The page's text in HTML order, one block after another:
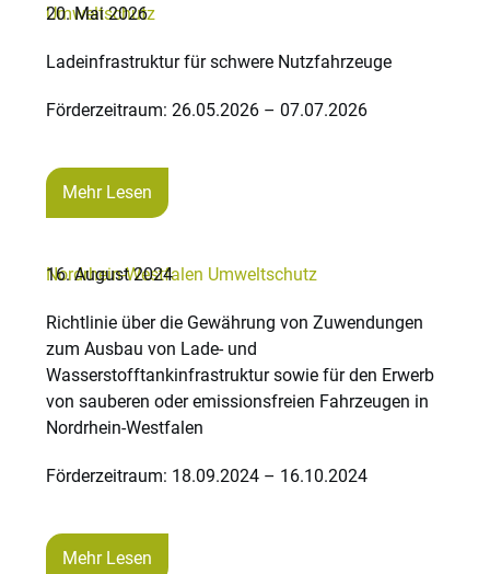
Umweltschutz
20. Mai 2026
Ladeinfrastruktur für schwere Nutzfahrzeuge
Förderzeitraum: 26.05.2026 – 07.07.2026
Mehr Lesen
Nordrhein-Westfalen Umweltschutz
16. August 2024
Richtlinie über die Gewährung von Zuwendungen
zum Ausbau von Lade- und
Wasserstofftankinfrastruktur sowie für den Erwerb
von sauberen oder emissionsfreien Fahrzeugen in
Nordrhein-Westfalen
Förderzeitraum: 18.09.2024 – 16.10.2024
Mehr Lesen